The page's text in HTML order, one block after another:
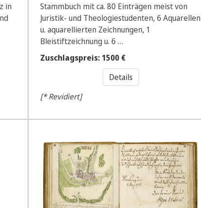
in
Stammbuch mit ca. 80 Einträgen meist von
Juristik- und Theologiestudenten, 6 Aquarellen
u. aquarellierten Zeichnungen, 1
Bleistiftzeichnung u. 6 …
Zuschlagspreis: 1500 €
Details
[* Revidiert]